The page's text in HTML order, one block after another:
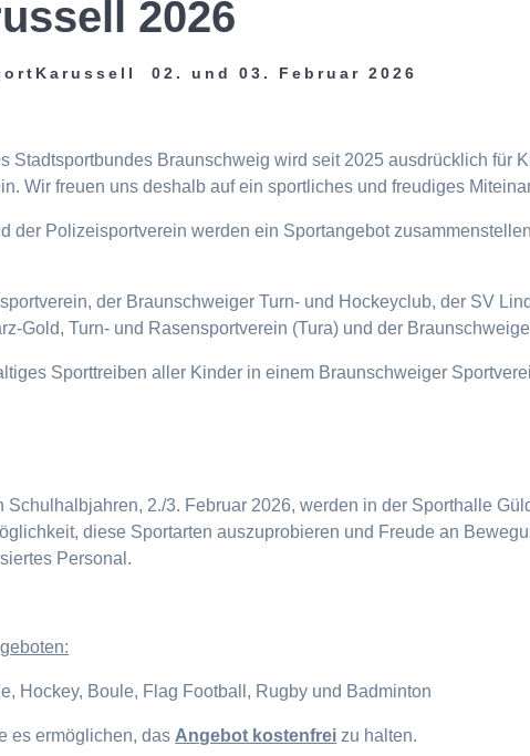
2026
02. und 03. Februar 2026
Stadtsportbundes Braunschweig wird seit 2025 ausdrücklich für
Wir freuen uns deshalb auf ein sportliches und freudiges
der Polizeisportverein werden ein Sportangebot
der Braunschweiger Turn- und Hockeyclub, der SV
Gold, Turn- und Rasensportverein (Tura) und der
Sporttreiben aller Kinder in einem Braunschweiger
2./3. Februar 2026, werden in der Sporthalle
diese Sportarten auszuprobieren und Freude an
Personal.
Hockey, Boule, Flag Football, Rugby und Badminton
es ermöglichen, das Angebot kostenfrei zu halten.